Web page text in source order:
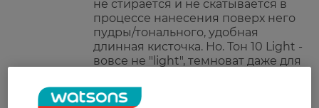
не стирается и не скатывается в
процессе нанесения поверх него
пудры/тонального, удобная
длинная кисточка. Но. Тон 10 Light -
вовсе не "light", темноват даже для
месячной давности (за месяц,
конечно, кожа уже посветлела, но